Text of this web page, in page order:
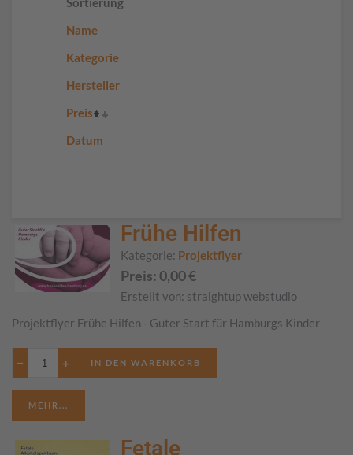
Name
Kategorie
Hersteller
Preis
Datum
Frühe Hilfen
Kategorie: Projektflyer
Preis: 0,00€
Erstellt von: straightup webstudio
Projektflyer Frühe Hilfen - Guter Start für Hamburgs Kinder
− +
MEHR...
Fetale